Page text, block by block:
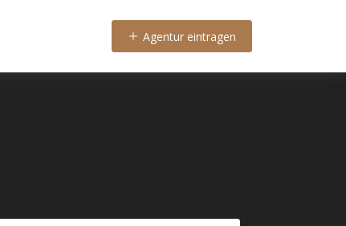
Agentur eintragen